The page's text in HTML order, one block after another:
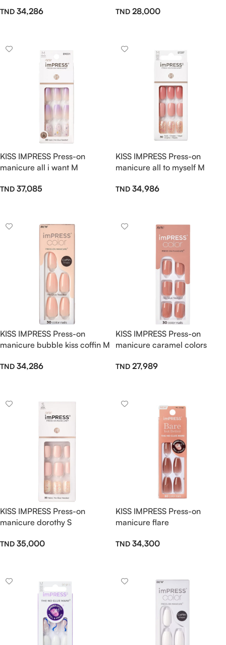
34,286 28,000
KISS IMPRESS Press-on
manicure all i want M
37,085
KISS IMPRESS Press-on
manicure all to myself M
34,986
KISS IMPRESS Press-on
manicure bubble kiss coffin M
34,286
KISS IMPRESS Press-on
manicure caramel colors
27,989
KISS IMPRESS Press-on
manicure dorothy S
35,000
KISS IMPRESS Press-on
manicure flare
34,300